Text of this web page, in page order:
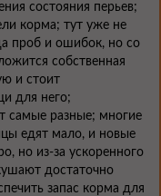
состояния перьев;
корма; тут уже не
проб и ошибок, но со
собственная
и стоит
для него;
самые разные; многие
едят мало, и новые
но из-за ускоренного
достаточно
запас корма для